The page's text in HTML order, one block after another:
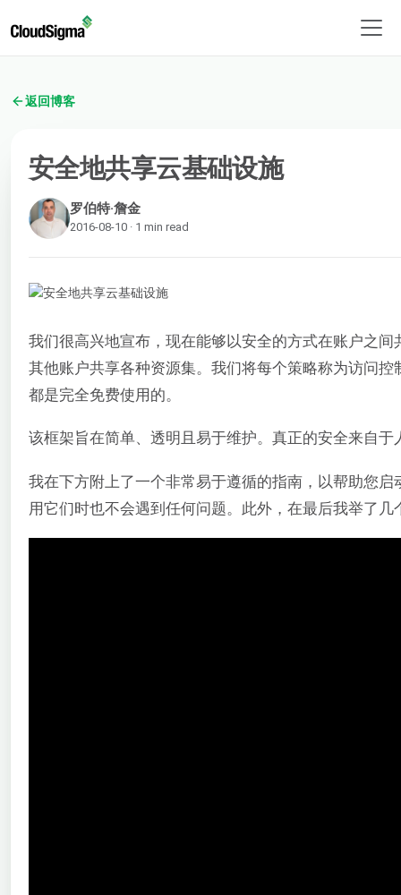
返回博客
安全地共享云基础设施
罗伯特·詹金
2016-08-10 · 1 min read
我们很高兴地宣布，现在能够以安全的方式在账户之
其他账户共享各种资源集。我们将每个策略称为访问
都是完全免费使用的。
该框架旨在简单、透明且易于维护。真正的安全来自
我在下方附上了一个非常易于遵循的指南，以帮助您
用它们时也不会遇到任何问题。此外，在最后我举了